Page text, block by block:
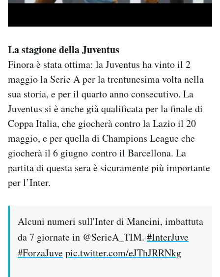
La stagione della Juventus
Finora è stata ottima: la Juventus ha vinto il 2
maggio la Serie A per la trentunesima volta nella
sua storia, e per il quarto anno consecutivo. La
Juventus si è anche già qualificata per la finale di
Coppa Italia, che giocherà contro la Lazio il 20
maggio, e per quella di Champions League che
giocherà il 6 giugno contro il Barcellona. La
partita di questa sera è sicuramente più importante
per l’Inter.
Alcuni numeri sull'Inter di Mancini, imbattuta
da 7 giornate in @SerieA_TIM. #InterJuve
#ForzaJuvepic.twitter.com/eJThJRRNkg